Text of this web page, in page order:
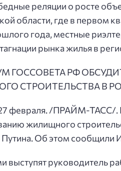
реляции о росте
области, где в первом
года, местные
рынка жилья в
ГОССОВЕТА РФ
СТРОИТЕЛЬСТВА В
февраля. /ПРАЙМ-ТАСС/.
жилищного
Об этом сообщили
выступят руководитель